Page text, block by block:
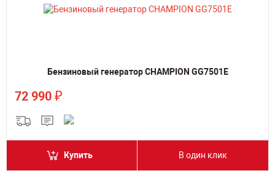
Бензиновый генератор CHAMPION GG7501E
72 990 ₽
Купить В один клик